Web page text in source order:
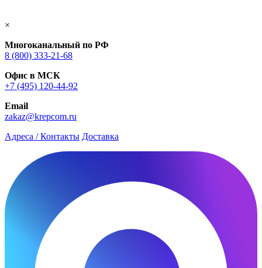
×
Многоканальный по РФ
8 (800) 333‑21-68
Офис в МСК
+7 (495) 120-44-92
Email
zakaz@krepcom.ru
Адреса / Контакты Доставка